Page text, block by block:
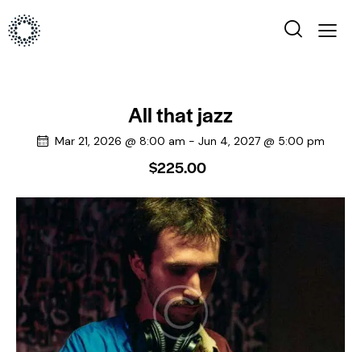
All that jazz
Mar 21, 2026 @ 8:00 am - Jun 4, 2027 @ 5:00 pm
$225.00